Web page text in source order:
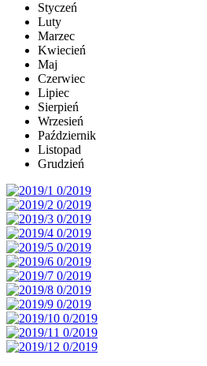
Styczeń
Luty
Marzec
Kwiecień
Maj
Czerwiec
Lipiec
Sierpień
Wrzesień
Październik
Listopad
Grudzień